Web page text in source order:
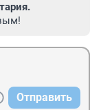
Отправить